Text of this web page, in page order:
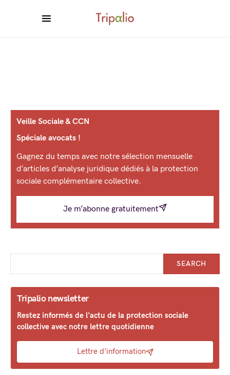
Veille Sociale & CCN
Spéciale avocats !
Gagnez du temps avec notre sélection mensuelle
d’articles d’analyse juridique dédiés à la protection
sociale complémentaire collective.
Je m’abonne gratuitement
SEARCH
Tripalio newsletter
Restez informés de l'actu de la protection sociale
collective avec notre lettre quotidienne
Lettre d'information